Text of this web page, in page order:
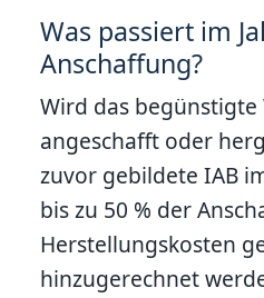
Was passiert im
Anschaffung?
Wird das
angeschafft oder
zuvor gebildete IAB
bis zu 50 % der
Herstellungskosten
hinzugerechnet